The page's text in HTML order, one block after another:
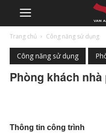
Trang chủ Công năng sử dụng
Công năng sử dụng
Phòng khách
Thông tin công trình